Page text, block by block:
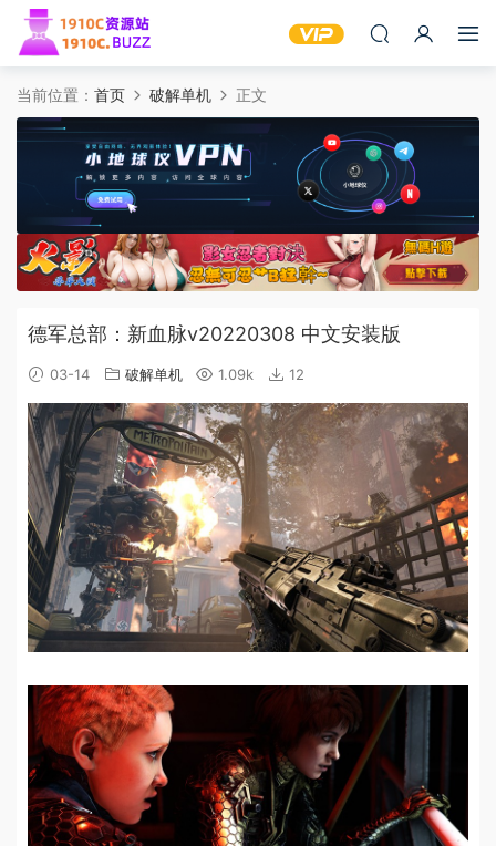
当前位置： 首页 破解单机 正文
德军总部：新血脉v20220308 中文安装版
03-14 破解单机 1.09k 12